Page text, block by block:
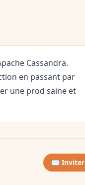
Cassandra.
en passant par
une prod saine et
✉️ Inviter